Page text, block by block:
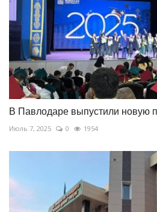
В Павлодаре выпустили новую
Июль 7, 2025 0 1954